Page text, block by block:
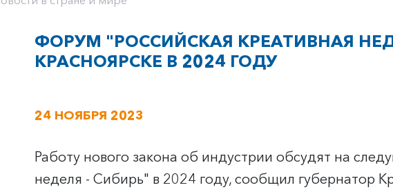
ФОРУМ "РОССИЙСКАЯ КРЕАТИВНАЯ
КРАСНОЯРСКЕ В 2024 ГОДУ
24 НОЯБРЯ 2023
Работу нового закона об индустрии обсудят на
неделя - Сибирь" в 2024 году, сообщил губернатор